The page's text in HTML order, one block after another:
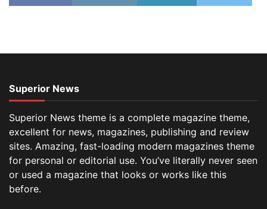
Superior News
Superior News theme is a complete magazine theme,
excellent for news, magazines, publishing and review
sites. Amazing, fast-loading modern magazines theme
for personal or editorial use. You’ve literally never seen
or used a magazine that looks or works like this
before.